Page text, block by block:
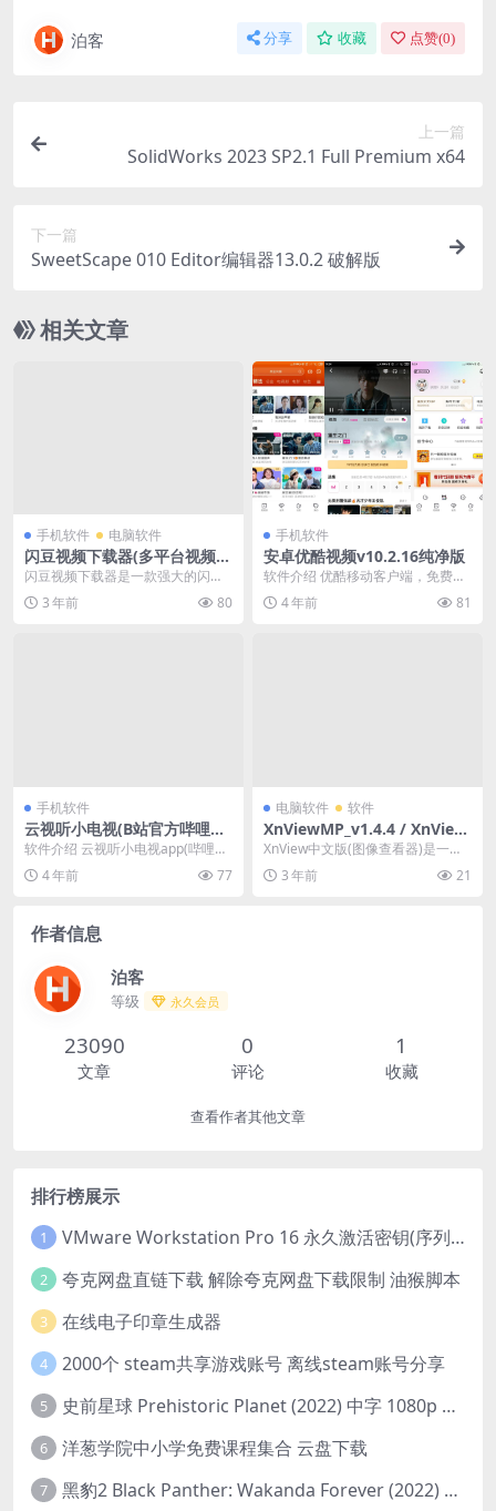
泊客 分享 收藏 点赞(0)
上一篇
SolidWorks 2023 SP2.1 Full Premium x64
下一篇
SweetScape 010 Editor编辑器13.0.2 破解版
相关文章
手机软件 电脑软件
闪豆视频下载器(多平台视频批
量下载器)v3.6.0
闪豆视频下载器是一款强大的闪豆
多平台视频批量下载器,支持解析多
个视频站,支持批量...
3 年前 80
手机软件
安卓优酷视频v10.2.16纯净版
软件介绍 优酷移动客户端，免费畅
享非标准蓝光1080P，支持极清4K,
流光HD...
4 年前 81
手机软件
云视听小电视(B站官方哔哩哔
哩TV版)v1.5.7.0
软件介绍 云视听小电视app(哔哩哔
哩TV版B站TV版B站电视版)是由南
方新媒体...
4 年前 77
电脑软件 软件
XnViewMP_v1.4.4 / XnView
2.51.1 Classic
XnView中文版(图像查看器)是一款
小巧实用的免费看图工具及图像管
理器.XnV...
3 年前 21
作者信息
泊客
等级 永久会员
23090
文章
0
评论
1
收藏
查看作者其他文章
排行榜展示
1 VMware Workstation Pro 16 永久激活密钥(序列号)
2 夸克网盘直链下载 解除夸克网盘下载限制 油猴脚本
3 在线电子印章生成器
4 2000个 steam共享游戏账号 离线steam账号分享
5 史前星球 Prehistoric Planet (2022) 中字 1080p 高清 阿里云盘 2022.5.27已更新全集
6 洋葱学院中小学免费课程集合 云盘下载
7 黑豹2 Black Panther: Wakanda Forever (2022) 高清版